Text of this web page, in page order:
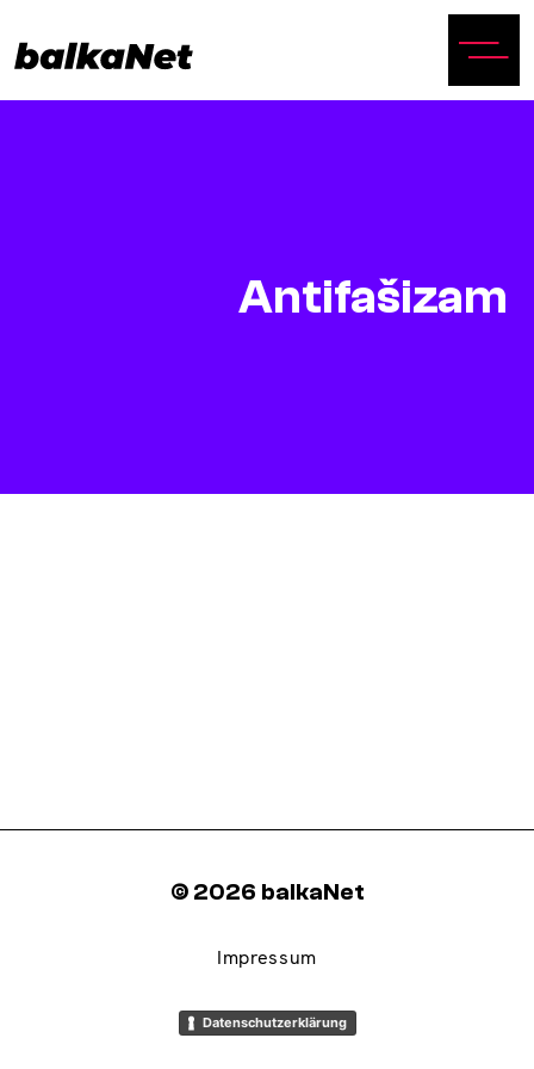
Antifašizam
© 2026 balkaNet
Impressum
Datenschutzerklärung